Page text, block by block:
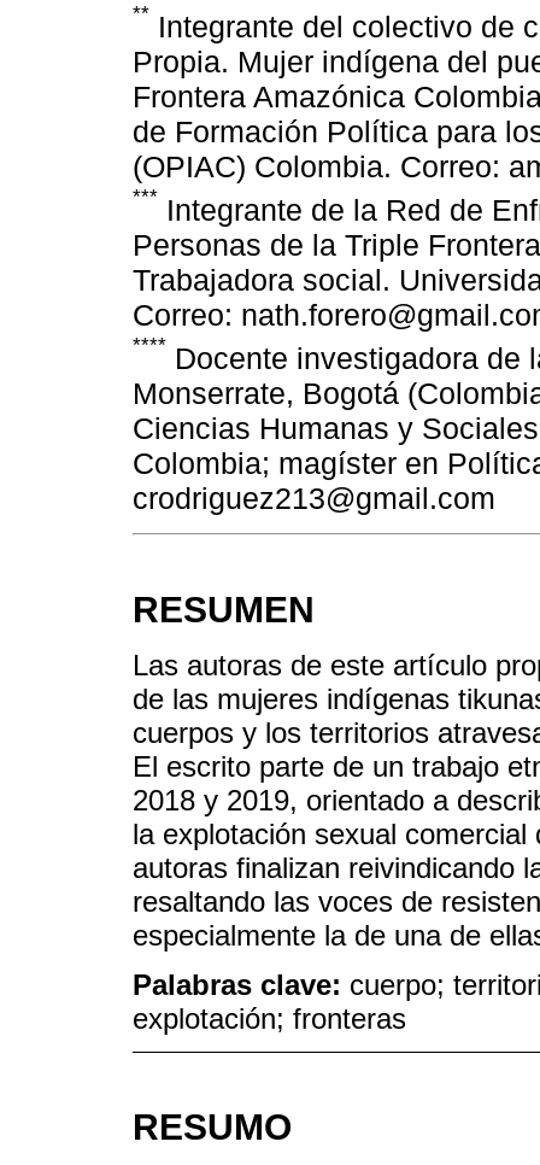
** Integrante del colectivo de
Propia. Mujer indígena del
Frontera Amazónica
de Formación Política para
(OPIAC) Colombia. Correo:
*** Integrante de la Red de
Personas de la Triple
Trabajadora social.
Correo:
**** Docente investigadora de
Monserrate, Bogotá
Ciencias Humanas y
Colombia; magíster en
crodriguez213@gmail.com
RESUMEN
Las autoras de este artículo
de las mujeres indígenas
cuerpos y los territorios
El escrito parte de un trabajo
2018 y 2019, orientado a
la explotación sexual
autoras finalizan reivindicando
resaltando las voces de
especialmente la de una de
Palabras clave: cuerpo;
explotación; fronteras
RESUMO